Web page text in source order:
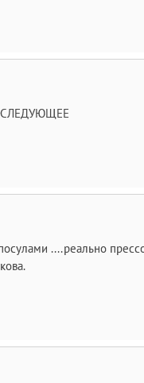
СЛЕДУЮЩЕЕ
....реально